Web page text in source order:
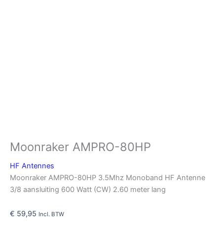
Moonraker AMPRO-80HP
HF Antennes
Moonraker AMPRO-80HP 3.5Mhz Monoband HF Antenne
3/8 aansluiting 600 Watt (CW) 2.60 meter lang
€ 59,95 Incl. BTW